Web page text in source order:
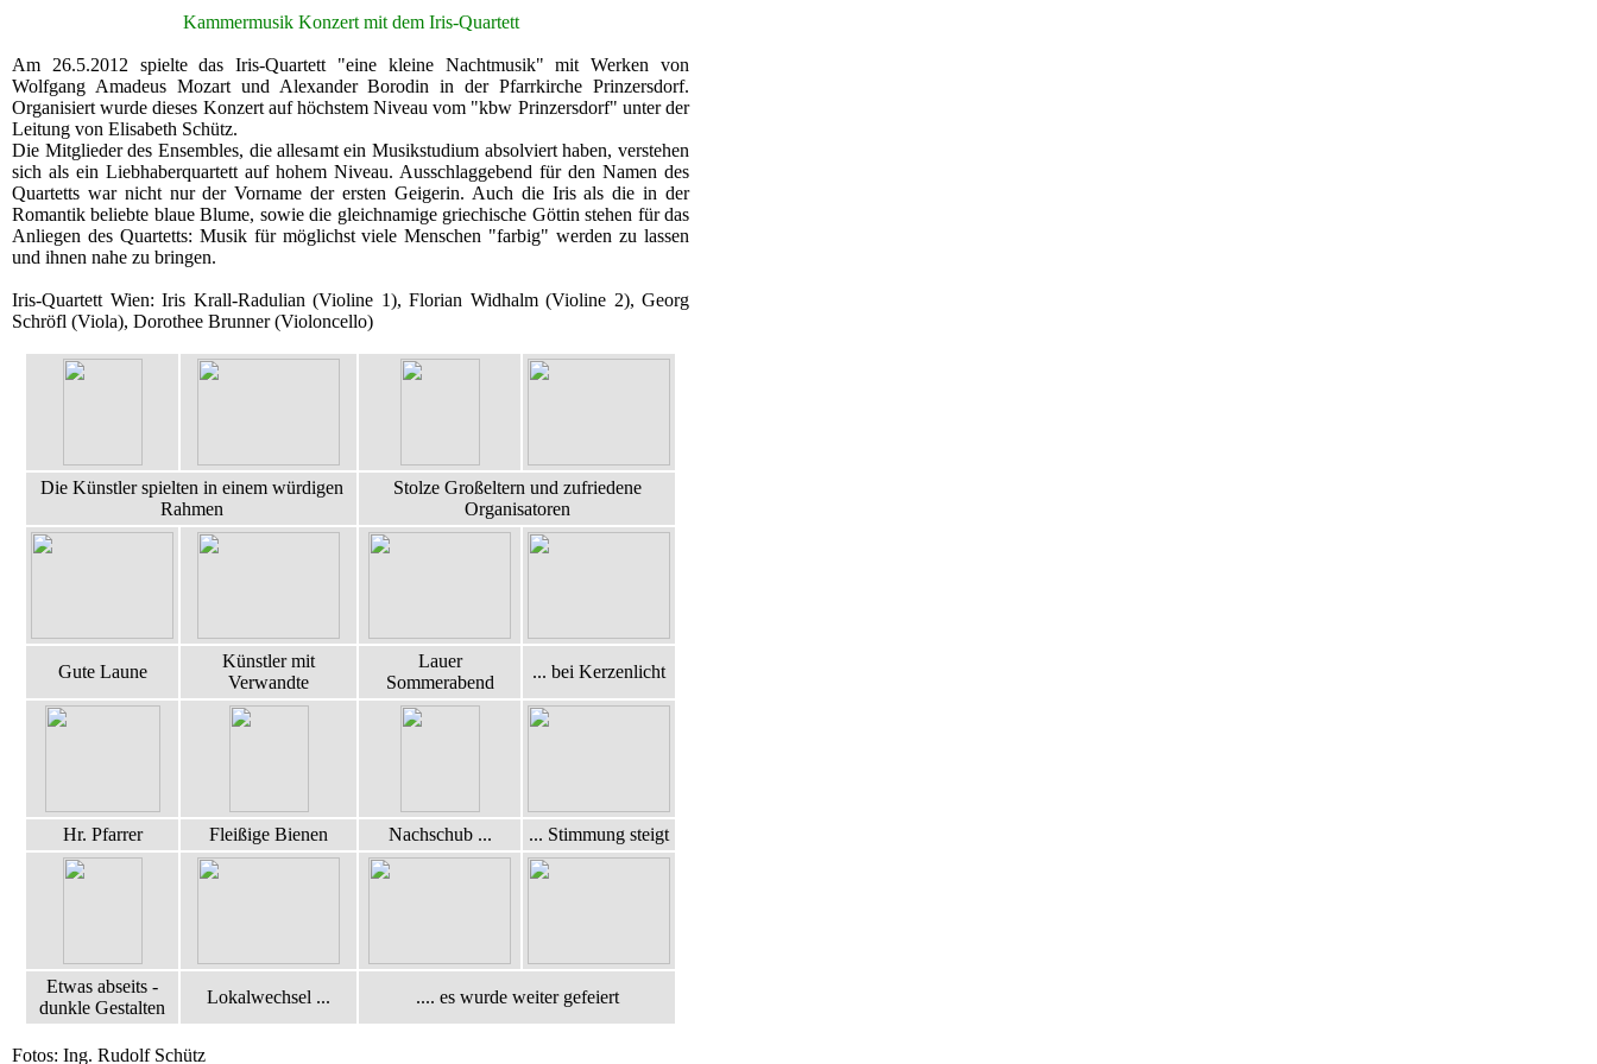
Kammermusik Konzert mit dem Iris-Quartett
Am 26.5.2012 spielte das Iris-Quartett "eine kleine Nachtmusik" mit Werken von
Wolfgang Amadeus Mozart und Alexander Borodin in der Pfarrkirche Prinzersdorf.
Organisiert wurde dieses Konzert auf höchstem Niveau vom "kbw Prinzersdorf" unter der
Leitung von Elisabeth Schütz.
Die Mitglieder des Ensembles, die allesamt ein Musikstudium absolviert haben, verstehen
sich als ein Liebhaberquartett auf hohem Niveau. Ausschlaggebend für den Namen des
Quartetts war nicht nur der Vorname der ersten Geigerin. Auch die Iris als die in der
Romantik beliebte blaue Blume, sowie die gleichnamige griechische Göttin stehen für das
Anliegen des Quartetts: Musik für möglichst viele Menschen "farbig" werden zu lassen
und ihnen nahe zu bringen.
Iris-Quartett Wien: Iris Krall-Radulian (Violine 1), Florian Widhalm (Violine 2), Georg
Schröfl (Viola), Dorothee Brunner (Violoncello)
Die Künstler spielten in einem würdigen
Rahmen
Stolze Großeltern und zufriedene
Organisatoren
Gute Laune
Künstler mit
Verwandte
Lauer
Sommerabend
... bei Kerzenlicht
Hr. Pfarrer Fleißige Bienen Nachschub ... ... Stimmung steigt
Etwas abseits -
dunkle Gestalten
Lokalwechsel ... .... es wurde weiter gefeiert
Fotos: Ing. Rudolf Schütz